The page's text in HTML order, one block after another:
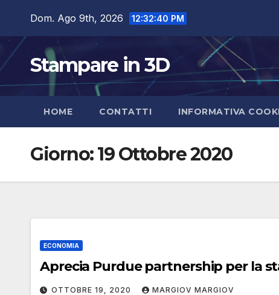
contenuto
Dom. Ago 9th, 2026 12:32:41 PM
Stampare in 3D
HOME CONTATTI INFORMATIVA
Giorno:19 Ottobre 2020
ECONOMIA
Aprecia Purdue partnership per la
OTTOBRE 19, 2020 MARGIOV MARGIOV